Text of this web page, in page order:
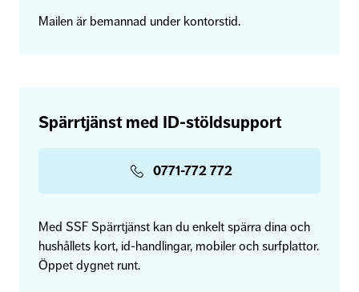
Mailen är bemannad under kontorstid.
Spärrtjänst med ID-stöldsupport
0771-772 772
Med SSF Spärrtjänst kan du enkelt spärra dina och
hushållets kort, id-handlingar, mobiler och surfplattor.
Öppet dygnet runt.